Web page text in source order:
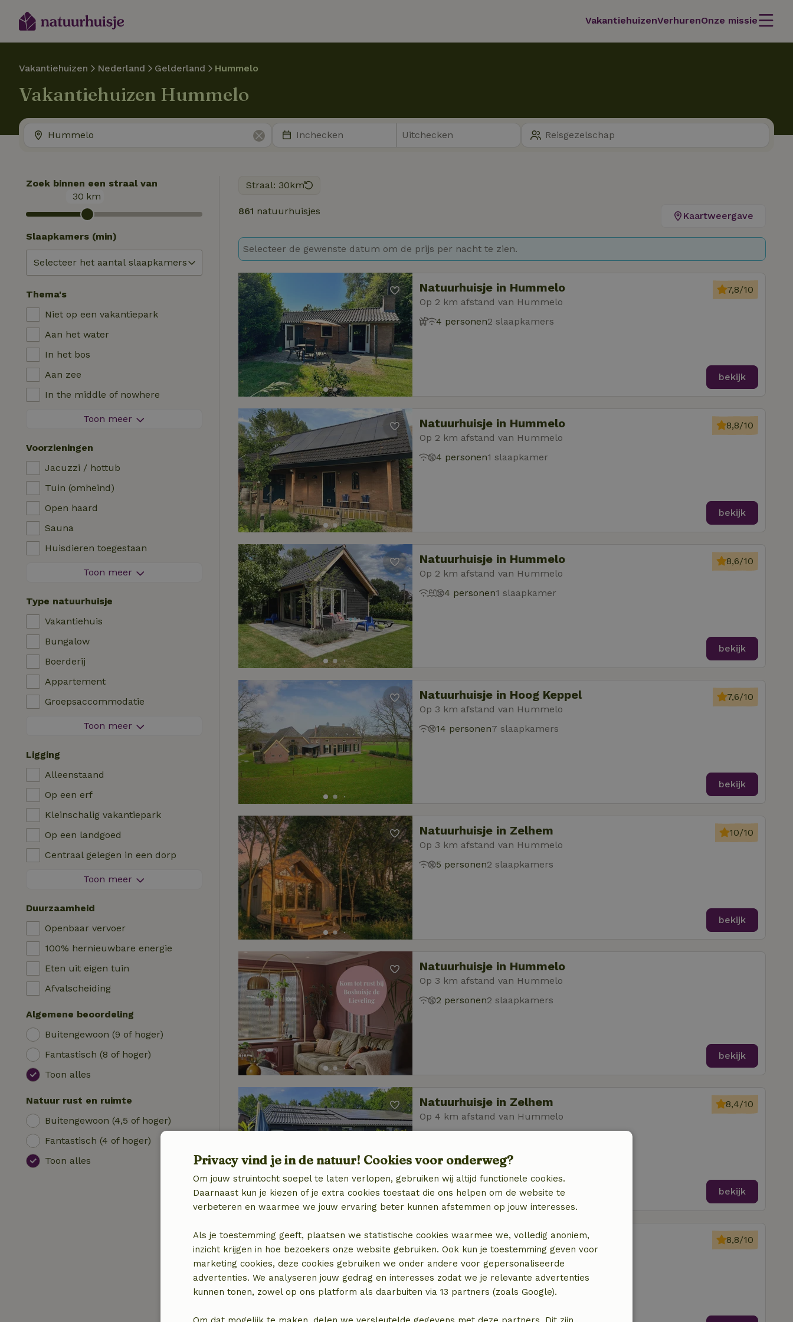
VakantiehuizenVerhurenOnze missie
Vakantiehuizen Nederland Gelderland Hummelo
Vakantiehuizen Hummelo
Straal: 30km
861 natuurhuisjes Kaartweergave
Selecteer de gewenste datum om de prijs per nacht te zien.
Natuurhuisje in Hummelo
Op 2 km afstand van Hummelo
7,8/10
4 personen2 slaapkamers
bekijk
Natuurhuisje in Hummelo
Op 2 km afstand van Hummelo
8,8/10
4 personen1 slaapkamer
bekijk
Natuurhuisje in Hummelo
Op 2 km afstand van Hummelo
8,6/10
4 personen1 slaapkamer
bekijk
Natuurhuisje in Hoog Keppel
Op 3 km afstand van Hummelo
7,6/10
14 personen7 slaapkamers
bekijk
Natuurhuisje in Zelhem
Op 3 km afstand van Hummelo
10/10
5 personen2 slaapkamers
bekijk
Natuurhuisje in Hummelo
Op 3 km afstand van Hummelo
2 personen2 slaapkamers
bekijk
Natuurhuisje in Zelhem
Op 4 km afstand van Hummelo
8,4/10
bekijk
Natuurhuisje in Drempt
Op 4 km afstand van Hummelo
8,8/10
14 personen 4 slaapkamers
Zoek binnen een straal van
30 km
Slaapkamers (min)
Thema's
Niet op een vakantiepark
Aan het water
In het bos
Aan zee
In the middle of nowhere
Tussen de velden
In de polder
In de bergen
Helemaal alleen
In een boomgaard
Viswater in de buurt
Toon meer
Voorzieningen
Jacuzzi / hottub
Tuin (omheind)
Open haard
Sauna
Huisdieren toegestaan
Vuurwerkvrije omgeving
Direct boekbaar
Wasmachine
Afwasmachine
Tuinmeubilair
Internettoegang (WiFi)
Koel-/vriescombinatie
Tv
Internet
Barbecue
Verwarming (CV)
Kinderstoel
Auto laadpaal
Zwembad (gemeenschappelijk)
Rolstoel toegankelijk
Zwembad (privé)
Toon meer
Type natuurhuisje
Vakantiehuis
Bungalow
Boerderij
Appartement
Groepsaccommodatie
Tiny house
Landhuis
Chalet
Villa
Glamping
Blokhut
Logies
Pipowagen
Safaritent
Kampeerplek
Boot
Toon meer
Ligging
Alleenstaand
Op een erf
Kleinschalig vakantiepark
Op een landgoed
Centraal gelegen in een dorp
Aan de rand van een dorp
Toon meer
Duurzaamheid
Openbaar vervoer
100% hernieuwbare energie
Eten uit eigen tuin
Afvalscheiding
Algemene beoordeling
Buitengewoon (9 of hoger)
Fantastisch (8 of hoger)
Toon alles
Natuur rust en ruimte
Buitengewoon (4,5 of hoger)
Fantastisch (4 of hoger)
Toon alles
Privacy vind je in de natuur! Cookies voor onderweg?
Om jouw struintocht soepel te laten verlopen, gebruiken wij altijd functionele cookies.
Daarnaast kun je kiezen of je extra cookies toestaat die ons helpen om de website te
verbeteren en waarmee we jouw ervaring beter kunnen afstemmen op jouw interesses.
Als je toestemming geeft, plaatsen we statistische cookies waarmee we, volledig anoniem,
inzicht krijgen in hoe bezoekers onze website gebruiken. Ook kun je toestemming geven voor
marketing cookies, deze cookies gebruiken we onder andere voor gepersonaliseerde
advertenties. We analyseren jouw gedrag en interesses zodat we je relevante advertenties
kunnen tonen, zowel op ons platform als daarbuiten via 13 partners (zoals Google).